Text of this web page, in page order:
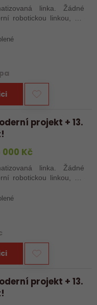
linka. Žádné
projekt + 13.
Kč
linka. Žádné
projekt + 13.